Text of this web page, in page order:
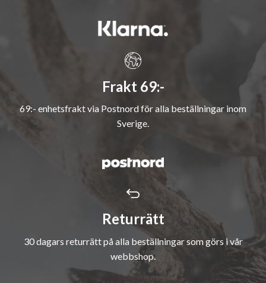
Frakt 69:-
69:- enhetsfrakt via Postnord för alla beställningar inom
Sverige.
Returrätt
30 dagars returrätt på alla beställningar som görs i vår
webbshop.